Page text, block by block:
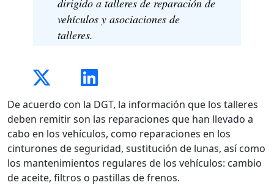
dirigido a talleres de reparación de
vehículos y asociaciones de
talleres.
De acuerdo con la DGT, la información que los talleres
deben remitir son las reparaciones que han llevado a
cabo en los vehículos, como reparaciones en los
cinturones de seguridad, sustitución de lunas, así como
los mantenimientos regulares de los vehículos: cambio
de aceite, filtros o pastillas de frenos.